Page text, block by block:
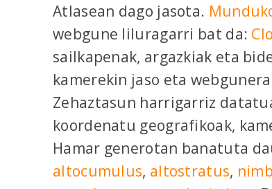
Atlasean dago jasota.
webgune liluragarri bat da:
sailkapenak, argazkiak eta
kamerekin jaso eta
Zehaztasun harrigarriz
koordenatu geografikoak,
Hamar generotan banatuta
altocumulus, altostratus,